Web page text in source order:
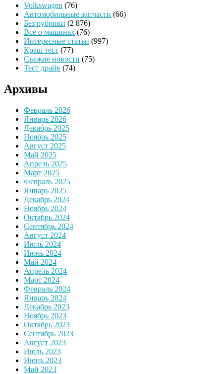
Volkswagen (76)
Автомобильные запчасти (66)
Без рубрики (2 876)
Все о машинах (76)
Интересные статьи (997)
Краш тест (77)
Свежие новости (75)
Тест драйв (74)
Архивы
Февраль 2026
Январь 2026
Декабрь 2025
Ноябрь 2025
Август 2025
Май 2025
Апрель 2025
Март 2025
Февраль 2025
Январь 2025
Декабрь 2024
Ноябрь 2024
Октябрь 2024
Сентябрь 2024
Август 2024
Июль 2024
Июнь 2024
Май 2024
Апрель 2024
Март 2024
Февраль 2024
Январь 2024
Декабрь 2023
Ноябрь 2023
Октябрь 2023
Сентябрь 2023
Август 2023
Июль 2023
Июнь 2023
Май 2023